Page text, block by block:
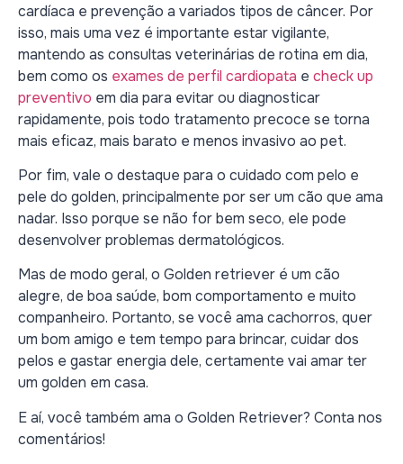
cardíaca e prevenção a variados tipos de câncer. Por
isso, mais uma vez é importante estar vigilante,
mantendo as consultas veterinárias de rotina em dia,
bem como os exames de perfil cardiopata e check up
preventivo em dia para evitar ou diagnosticar
rapidamente, pois todo tratamento precoce se torna
mais eficaz, mais barato e menos invasivo ao pet.
Por fim, vale o destaque para o cuidado com pelo e
pele do golden, principalmente por ser um cão que ama
nadar. Isso porque se não for bem seco, ele pode
desenvolver problemas dermatológicos.
Mas de modo geral, o Golden retriever é um cão
alegre, de boa saúde, bom comportamento e muito
companheiro. Portanto, se você ama cachorros, quer
um bom amigo e tem tempo para brincar, cuidar dos
pelos e gastar energia dele, certamente vai amar ter
um golden em casa.
E aí, você também ama o Golden Retriever? Conta nos
comentários!